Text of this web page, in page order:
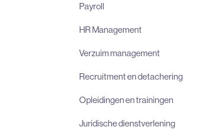
Payroll
HR Management
Verzuim management
Recruitment en detachering
Opleidingen en trainingen
Juridische dienstverlening